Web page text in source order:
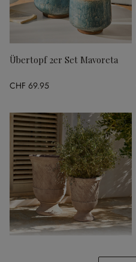
Übertopf 2er Set Mavoreta
CHF 69.95